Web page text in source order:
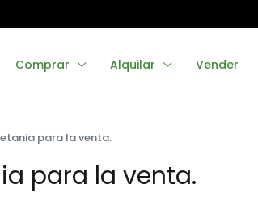
Comprar Alquilar Vender
para la venta.
para la venta.